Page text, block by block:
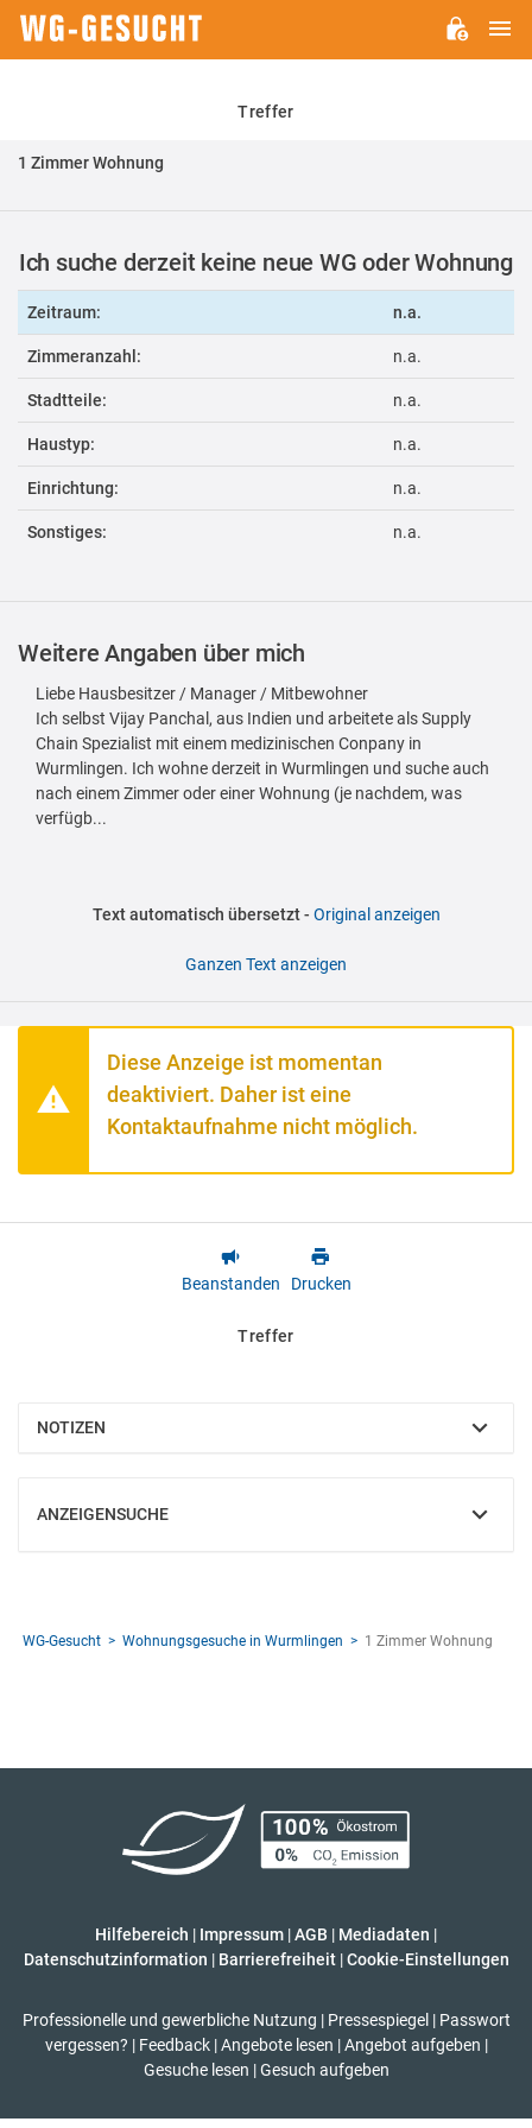
Treffer
1 Zimmer Wohnung
Ich suche derzeit keine neue WG oder Wohnung
Zeitraum: n.a.
Zimmeranzahl: n.a.
Stadtteile: n.a.
Haustyp: n.a.
Einrichtung: n.a.
Sonstiges: n.a.
Weitere Angaben über mich
Liebe Hausbesitzer / Manager / Mitbewohner
Ich selbst Vijay Panchal, aus Indien und arbeitete als Supply
Chain Spezialist mit einem medizinischen Conpany in
Wurmlingen. Ich wohne derzeit in Wurmlingen und suche auch
nach einem Zimmer oder einer Wohnung (je nachdem, was
verfügb...
Text automatisch übersetzt - Original anzeigen
Ganzen Text anzeigen
Diese Anzeige ist momentan
deaktiviert. Daher ist eine
Kontaktaufnahme nicht möglich.
Beanstanden Drucken
Treffer
NOTIZEN
EINBLENDEN
ANZEIGENSUCHE
EINBLENDEN
WG-Gesucht Wohnungsgesuche in Wurmlingen 1 Zimmer Wohnung
Hilfebereich | Impressum |AGB | Mediadaten |
Datenschutzinformation | Barrierefreiheit | Cookie-Einstellungen
Professionelle und gewerbliche Nutzung | Pressespiegel | Passwort
vergessen? | Feedback | Angebote lesen | Angebot aufgeben |
Gesuche lesen | Gesuch aufgeben